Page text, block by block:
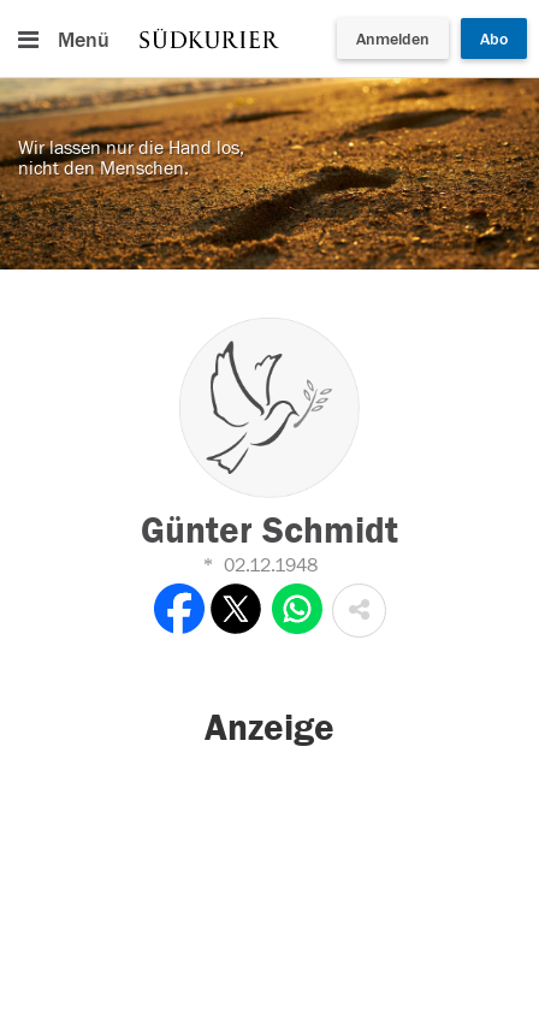
Menü Anmelden Abo
Wir lassen nur die Hand los,
nicht den Menschen.
Günter Schmidt
02.12.1948
Anzeige